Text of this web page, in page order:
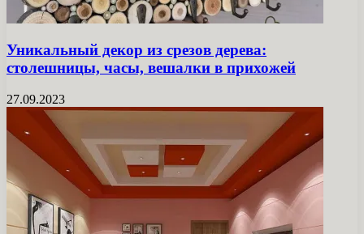
Уникальный декор из срезов дерева:
столешницы, часы, вешалки в прихожей
27.09.2023